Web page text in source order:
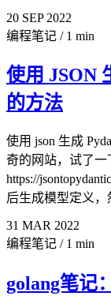
20 SEP 2022
编程笔记 / 1 min
使用 JSON
的方法
使用 json 生成
奇的网站，试了一
https://
后生成模型定义，
31 MAR 2022
编程笔记 / 1 min
golang笔记